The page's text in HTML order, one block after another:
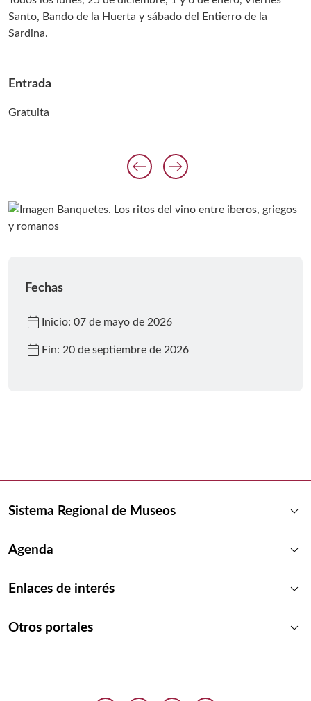
Santo, Bando de la Huerta y sábado del Entierro de la
Sardina.
Entrada
Gratuita
Anterior
arrow_left_alt
Siguiente
arrow_right_alt
Fechas
calendar_today Inicio: 07 de mayo de 2026
calendar_today Fin: 20 de septiembre de 2026
Sistema Regional de Museos keyboard_arrow_down
Agenda keyboard_arrow_down
Enlaces de interés keyboard_arrow_down
Otros portales keyboard_arrow_down